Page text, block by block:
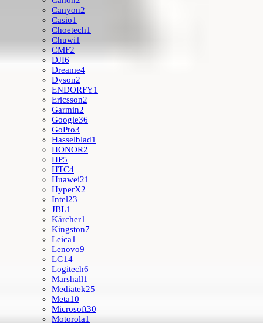
Canyon2
Casio1
Choetech1
Chuwi1
CMF2
DJI6
Dreame4
Dyson2
ENDORFY1
Ericsson2
Garmin2
Google36
GoPro3
Hasselblad1
HONOR2
HP5
HTC4
Huawei21
HyperX2
Intel23
JBL1
Kärcher1
Kingston7
Leica1
Lenovo9
LG14
Logitech6
Marshall1
Mediatek25
Meta10
Microsoft30
Motorola1